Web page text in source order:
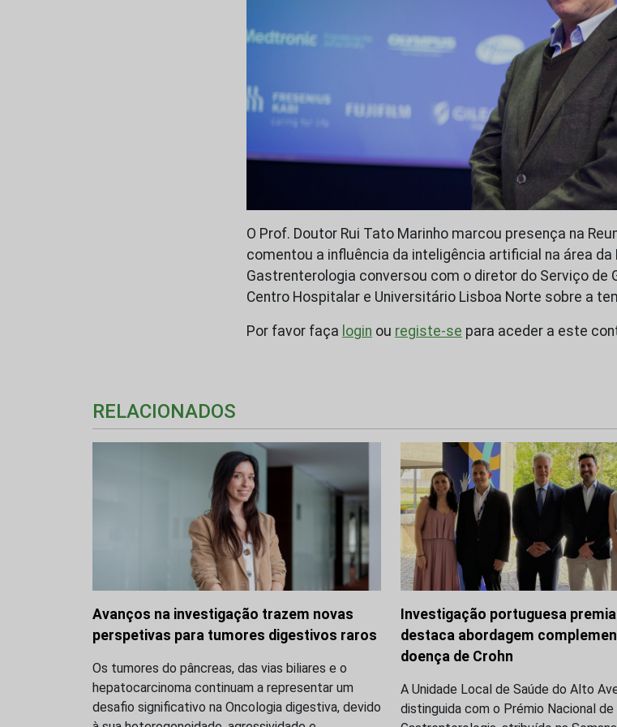
O Prof. Doutor Rui Tato Marinho marcou presença na
comentou a influência da inteligência artificial na área da
Gastrenterologia conversou com o diretor do Serviço de
Centro Hospitalar e Universitário Lisboa Norte sobre a
Por favor faça login ou registe-se para aceder a este
RELACIONADOS
Avanços na investigação trazem novas
perspetivas para tumores digestivos raros
Os tumores do pâncreas, das vias biliares e o
hepatocarcinoma continuam a representar um
desafio significativo na Oncologia digestiva, devido
Investigação portuguesa
destaca abordagem
doença de Crohn
A Unidade Local de Saúde do Alto
distinguida com o Prémio Nacional de